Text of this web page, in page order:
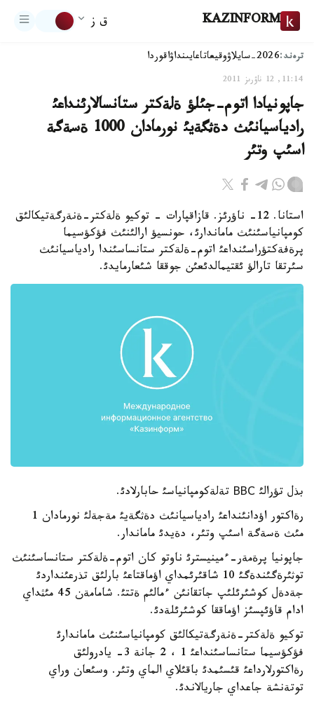
KAZINFORM ق ز
ترەند:2026-سايلاۋ وقيعاتاعايىنداۋاقوردا
11:14, 12 ناۋرىز 2011
جاپونيادا اتوم-جئلؤ ةلةكتر ستانسالارئنداعئ
رادياسيانئث دةثگةيئ نورمادان 1000 ةسةگة
اسئپ وتئر
استانا. 12- ناؤرئز. قازاقپارات - توكيو ةلةكتر-ةنةرگةتيكالئق
كومپانياسئنئث ماماندارئ، حونسيؤ ارالئنئث فؤكؤسيما
پرةفةكتؤراسئنداعئ اتوم-ةلةكتر ستانساسئندا رادياسيانئث
سئرتقا تارالؤ ئقتيمالدئعئن جوققا شئعارمايدئ.
بذل تؤرالئ ВВС تةلةكومپانياسئ حابارلادئ.
رةاكتور اؤدانئنداعئ رادياسيانئث دةثگةيئ مةجةلئ نورمادان 1
مئث ةسةگة اسئپ وتئر، دةيدئ ماماندار.
جاپونيا پرةمةر-ءمينيسترئ ناوتو كان اتوم-ةلةكتر ستانساسئنئث
توثئرةگئندةگئ 10 شاقئرئمداي اؤماقتاعئ بارلئق تذرعئنداردئ
جةدةل كوشئرئلئپ جاتقانئن ءمالئم ةتتئ. شامامةن 45 مئثداي
ادام قاؤئپسئز اؤماققا كوشئرئلةدئ.
توكيو ةلةكتر-ةنةرگةتيكالئق كومپانياسئنئث ماماندارئ
فؤكؤسيما ستانساسئنداعئ 1 ، 2 جانة 3- يادرولئق
رةاكتورلارداعئ قئسئمدئ باقئلاي الماي وتئر. وسئعان وراي
توتةنشة جاعداي جاريالاندئ.